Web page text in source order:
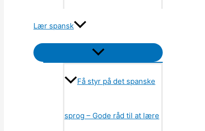
Lær spansk
Menu
Toggle
Få styr på det spanske
sprog – Gode råd til at lære